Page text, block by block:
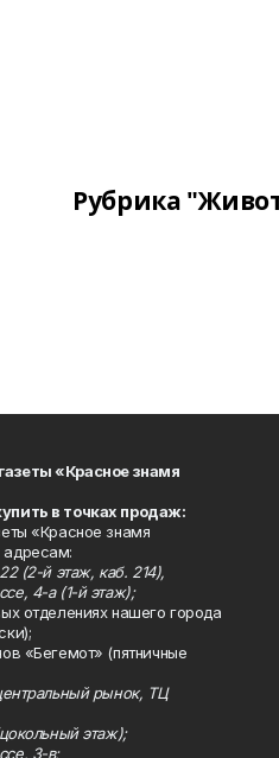
Рубрика
«Красное знамя
в точках продаж:
«Красное знамя
адресам:
(2-й этаж, каб. 214),
4-а (1-й этаж);
отделениях нашего города
«Бегемот» (пятничные
рынок, ТЦ
этаж);
3-в;